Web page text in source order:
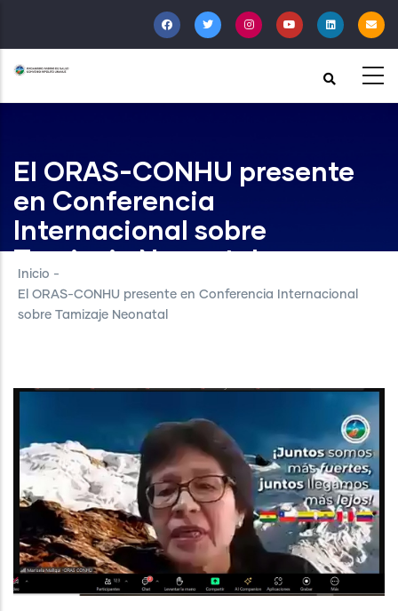
al
contenido
principal
El ORAS-CONHU presente
en Conferencia
Internacional sobre
Tamizaje Neonatal
Inicio -
El ORAS-CONHU presente en Conferencia Internacional
sobre Tamizaje Neonatal